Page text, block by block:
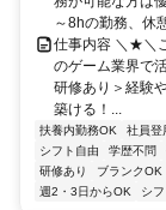
～8hの勤務、休
仕事内容 ＼★＼
のゲーム業界で
研修あり＞経験
築ける！...
扶養内勤務OK 社員登
シフト自由
学歴不問
研修あり
ブランクOK
週2・3日からOK
シ